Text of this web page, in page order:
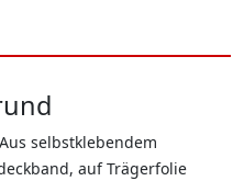
selbstklebendem
auf Trägerfolie